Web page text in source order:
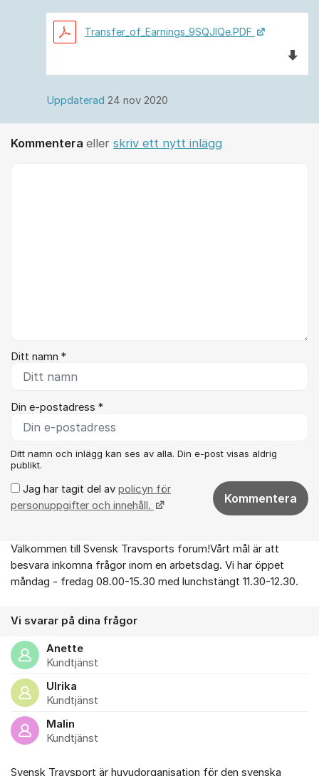
Transfer_of_Earnings_9SQJlQe.PDF
Uppdaterad 24 nov 2020
Kommentera eller skriv ett nytt inlägg
Ditt namn *
Din e-postadress *
Ditt namn och inlägg kan ses av alla. Din e-post visas aldrig
publikt.
Jag har tagit del av policyn för
personuppgifter och innehåll.
Kommentera
Om forumet
Välkommen till Svensk Travsports forum!Vårt mål är att
besvara inkomna frågor inom en arbetsdag. Vi har öppet
måndag - fredag 08.00-15.30 med lunchstängt 11.30-12.30.
Vi svarar på dina frågor
Anette
Kundtjänst
Ulrika
Kundtjänst
Malin
Kundtjänst
Svensk Travsport är huvudorganisation för den svenska